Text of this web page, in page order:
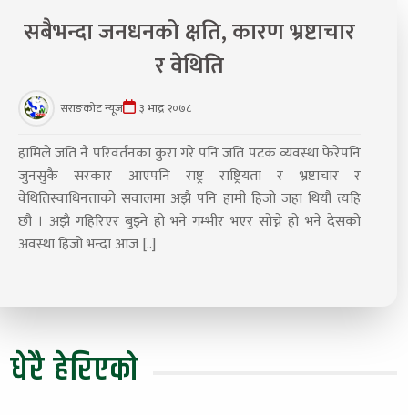
सबैभन्दा जनधनको क्षति, कारण भ्रष्टाचार
र वेथिति
सराङकोट न्यूज ३ भाद्र २०७८
हामिले जति नै परिवर्तनका कुरा गरे पनि जति पटक व्यवस्था फेरेपनि
जुनसुकै सरकार आएपनि राष्ट्र राष्ट्रियता र भ्रष्टाचार र
वेथितिस्वाधिनताको सवालमा अझै पनि हामी हिजो जहा थियौ त्यहि
छौ । अझै गहिरिएर बुझ्ने हो भने गम्भीर भएर सोच्ने हो भने देसको
अवस्था हिजो भन्दा आज [..]
धेरै हेरिएको